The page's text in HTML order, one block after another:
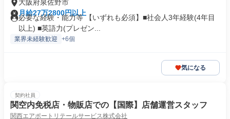
大阪府泉佐野市
月給27万2800円以上
必要な経験・能力等 【いずれも必須】■社会人3年経験(4年目
以上) ■英語力(プレゼン...
業界未経験歓迎 +6個
気になる
契約社員
関空内免税店・物販店での【国際】店舗運営スタッフ
関西エアポートリテールサービス株式会社